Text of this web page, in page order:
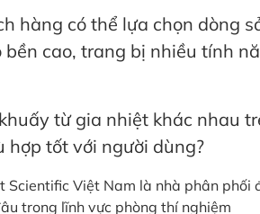
hàng có thể lựa chọn dòng
bền cao, trang bị nhiều tính
từ gia nhiệt khác nhau
hợp tốt với người dùng?
Scientific Việt Nam là nhà phân
trong lĩnh vực phòng thí nghiệm